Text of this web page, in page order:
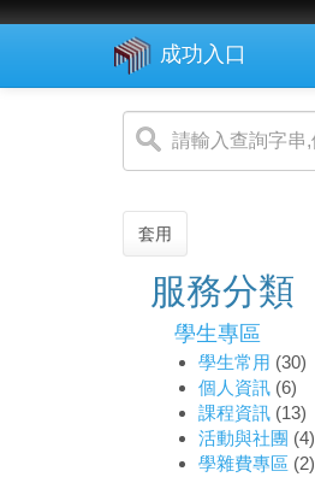
移
成功入口
套用
服務分類
學生專區
學生常用 (30)
個人資訊 (6)
課程資訊 (13)
活動與社團 (4)
學雜費專區 (2)